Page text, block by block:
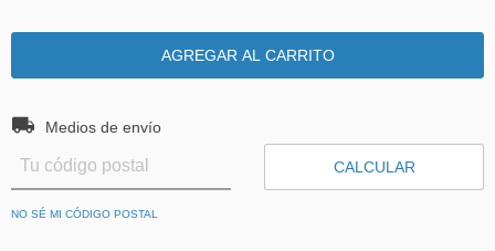
Entregas para el CP:
Medios de envío
CALCULAR
NO SÉ MI CÓDIGO POSTAL